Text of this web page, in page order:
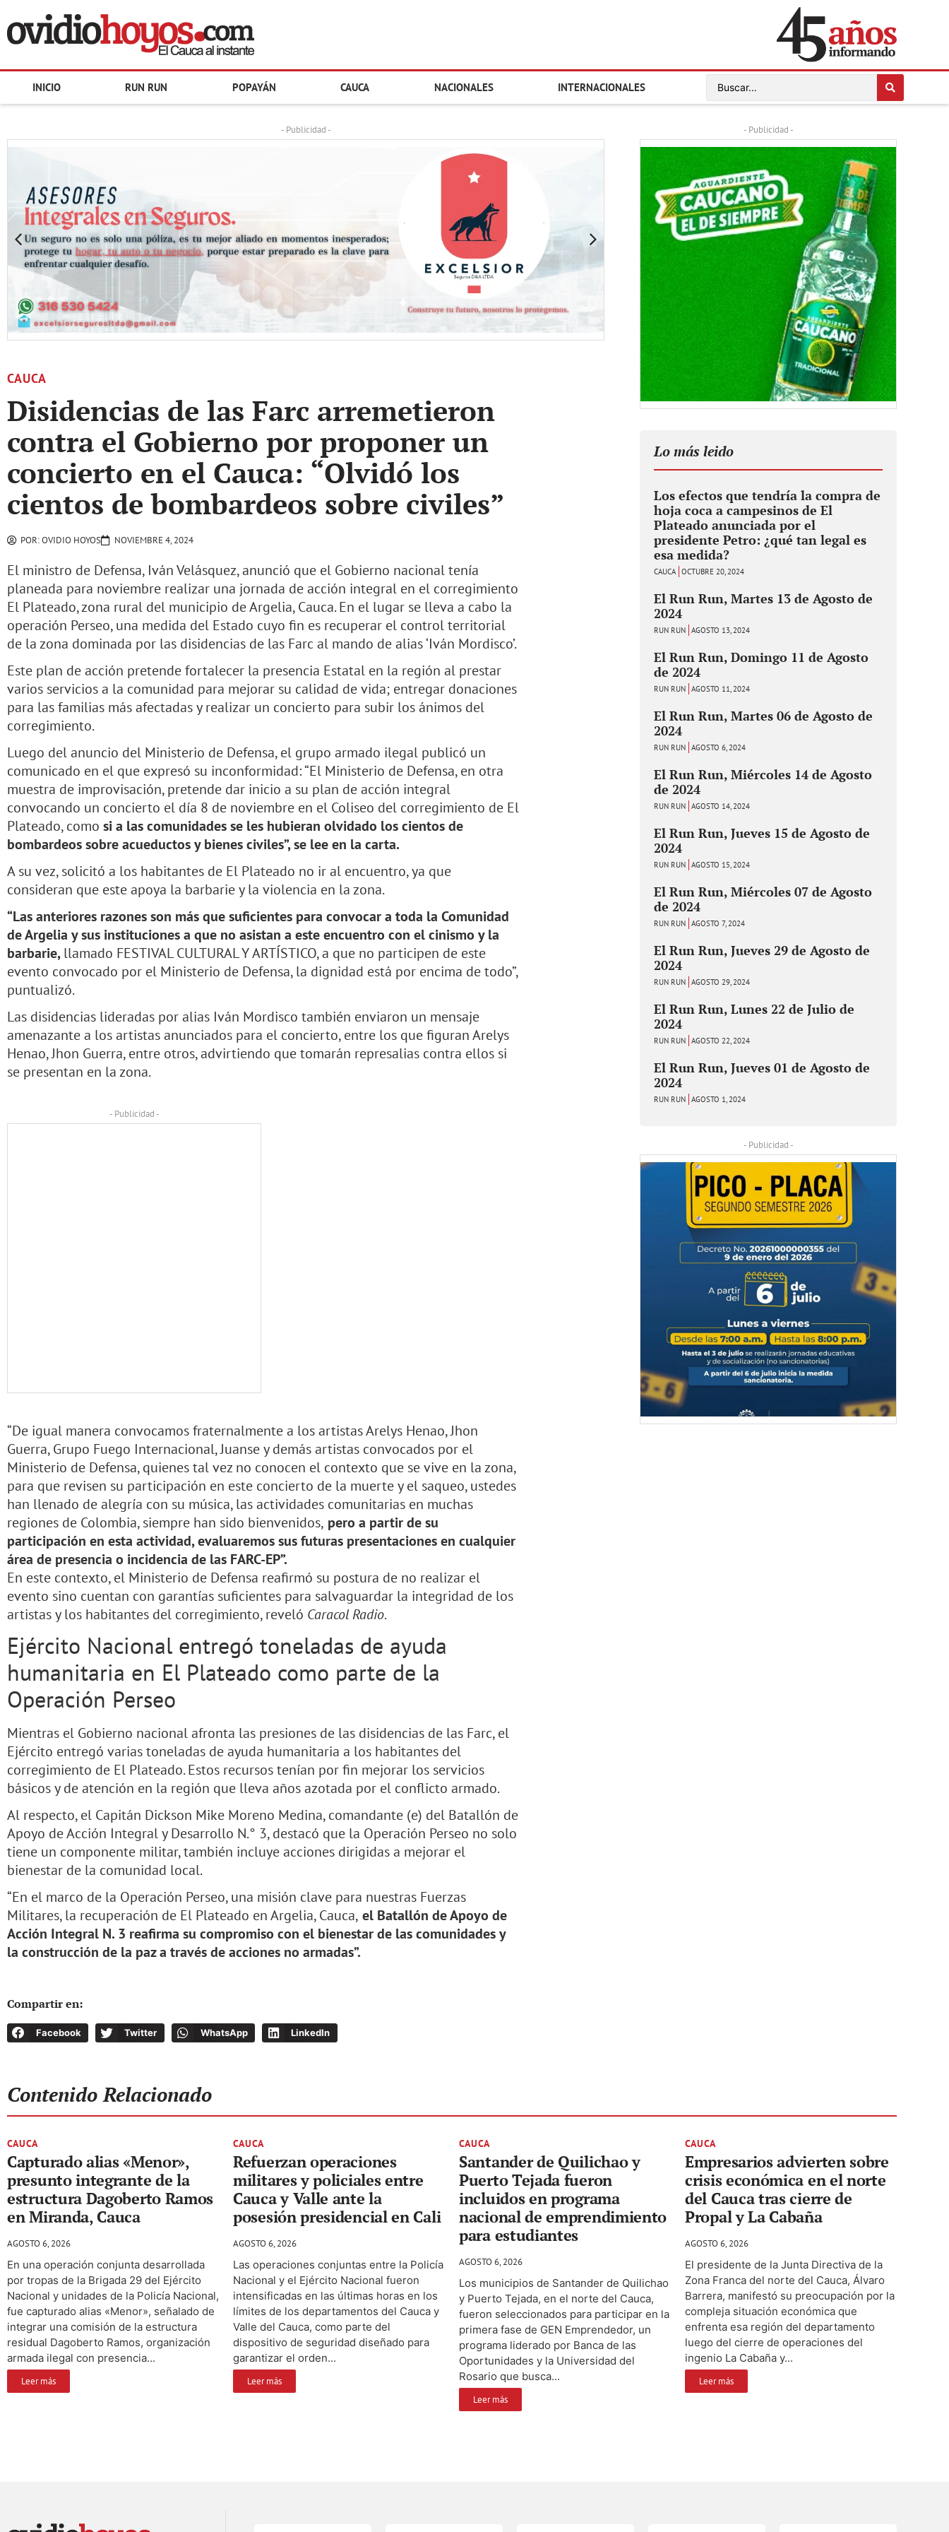
INICIO RUN RUN POPAYÁN CAUCA NACIONALES INTERNACIONALES
- Publicidad -
CAUCA
Disidencias de las Farc arremetieron
contra el Gobierno por proponer un
concierto en el Cauca: “Olvidó los
cientos de bombardeos sobre civiles”
POR:OVIDIO HOYOS NOVIEMBRE 4, 2024
El ministro de Defensa, Iván Velásquez, anunció que el Gobierno nacional tenía
planeada para noviembre realizar una jornada de acción integral en el corregimiento
El Plateado, zona rural del municipio de Argelia, Cauca. En el lugar se lleva a cabo la
operación Perseo, una medida del Estado cuyo fin es recuperar el control territorial
de la zona dominada por las disidencias de las Farc al mando de alias ‘Iván Mordisco’.
Este plan de acción pretende fortalecer la presencia Estatal en la región al prestar
varios servicios a la comunidad para mejorar su calidad de vida; entregar donaciones
para las familias más afectadas y realizar un concierto para subir los ánimos del
corregimiento.
Luego del anuncio del Ministerio de Defensa, el grupo armado ilegal publicó un
comunicado en el que expresó su inconformidad: “El Ministerio de Defensa, en otra
muestra de improvisación, pretende dar inicio a su plan de acción integral
convocando un concierto el día 8 de noviembre en el Coliseo del corregimiento de El
Plateado, como si a las comunidades se les hubieran olvidado los cientos de
bombardeos sobre acueductos y bienes civiles”, se lee en la carta.
A su vez, solicitó a los habitantes de El Plateado no ir al encuentro, ya que
consideran que este apoya la barbarie y la violencia en la zona.
“Las anteriores razones son más que suficientes para convocar a toda la Comunidad
de Argelia y sus instituciones a que no asistan a este encuentro con el cinismo y la
barbarie,llamado FESTIVAL CULTURAL Y ARTÍSTICO, a que no participen de este
evento convocado por el Ministerio de Defensa, la dignidad está por encima de todo”,
puntualizó.
Las disidencias lideradas por alias Iván Mordisco también enviaron un mensaje
amenazante a los artistas anunciados para el concierto, entre los que figuran Arelys
Henao, Jhon Guerra, entre otros, advirtiendo que tomarán represalias contra ellos si
se presentan en la zona.
- Publicidad -
“De igual manera convocamos fraternalmente a los artistas Arelys Henao, Jhon
Guerra, Grupo Fuego Internacional, Juanse y demás artistas convocados por el
Ministerio de Defensa, quienes tal vez no conocen el contexto que se vive en la zona,
para que revisen su participación en este concierto de la muerte y el saqueo, ustedes
han llenado de alegría con su música, las actividades comunitarias en muchas
regiones de Colombia, siempre han sido bienvenidos, pero a partir de su
participación en esta actividad, evaluaremos sus futuras presentaciones en cualquier
área de presencia o incidencia de las FARC-EP”.
En este contexto, el Ministerio de Defensa reafirmó su postura de no realizar el
evento sino cuentan con garantías suficientes para salvaguardar la integridad de los
artistas y los habitantes del corregimiento, reveló Caracol Radio.
Ejército Nacional entregó toneladas de ayuda
humanitaria en El Plateado como parte de la
Operación Perseo
Mientras el Gobierno nacional afronta las presiones de las disidencias de las Farc, el
Ejército entregó varias toneladas de ayuda humanitaria a los habitantes del
corregimiento de El Plateado. Estos recursos tenían por fin mejorar los servicios
básicos y de atención en la región que lleva años azotada por el conflicto armado.
Al respecto, el Capitán Dickson Mike Moreno Medina, comandante (e) del Batallón de
Apoyo de Acción Integral y Desarrollo N.° 3, destacó que la Operación Perseo no solo
tiene un componente militar, también incluye acciones dirigidas a mejorar el
bienestar de la comunidad local.
“En el marco de la Operación Perseo, una misión clave para nuestras Fuerzas
Militares, la recuperación de El Plateado en Argelia, Cauca, el Batallón de Apoyo de
Acción Integral N. 3 reafirma su compromiso con el bienestar de las comunidades y
la construcción de la paz a través de acciones no armadas”.
Compartir en:
Facebook Twitter WhatsApp LinkedIn
- Publicidad -
Lo más leido
Los efectos que tendría la compra de
hoja coca a campesinos de El
Plateado anunciada por el
presidente Petro: ¿qué tan legal es
esa medida?
CAUCA OCTUBRE 20, 2024
El Run Run, Martes 13 de Agosto de
2024
RUN RUN AGOSTO 13, 2024
El Run Run, Domingo 11 de Agosto
de 2024
RUN RUN AGOSTO 11, 2024
El Run Run, Martes 06 de Agosto de
2024
RUN RUN AGOSTO 6, 2024
El Run Run, Miércoles 14 de Agosto
de 2024
RUN RUN AGOSTO 14, 2024
El Run Run, Jueves 15 de Agosto de
2024
RUN RUN AGOSTO 15, 2024
El Run Run, Miércoles 07 de Agosto
de 2024
RUN RUN AGOSTO 7, 2024
El Run Run, Jueves 29 de Agosto de
2024
RUN RUN AGOSTO 29, 2024
El Run Run, Lunes 22 de Julio de
2024
RUN RUN AGOSTO 22, 2024
El Run Run, Jueves 01 de Agosto de
2024
RUN RUN AGOSTO 1, 2024
- Publicidad -
Contenido Relacionado
CAUCA
Capturado alias «Menor»,
presunto integrante de la
estructura Dagoberto Ramos
en Miranda, Cauca
AGOSTO 6, 2026
En una operación conjunta desarrollada
por tropas de la Brigada 29 del Ejército
Nacional y unidades de la Policía Nacional,
fue capturado alias «Menor», señalado de
integrar una comisión de la estructura
residual Dagoberto Ramos, organización
armada ilegal con presencia...
Leer más
CAUCA
Refuerzan operaciones
militares y policiales entre
Cauca y Valle ante la
posesión presidencial en Cali
AGOSTO 6, 2026
Las operaciones conjuntas entre la Policía
Nacional y el Ejército Nacional fueron
intensificadas en las últimas horas en los
límites de los departamentos del Cauca y
Valle del Cauca, como parte del
dispositivo de seguridad diseñado para
garantizar el orden...
Leer más
CAUCA
Santander de Quilichao y
Puerto Tejada fueron
incluidos en programa
nacional de emprendimiento
para estudiantes
AGOSTO 6, 2026
Los municipios de Santander de Quilichao
y Puerto Tejada, en el norte del Cauca,
fueron seleccionados para participar en la
primera fase de GEN Emprendedor, un
programa liderado por Banca de las
Oportunidades y la Universidad del
Rosario que busca...
Leer más
CAUCA
Empresarios advierten sobre
crisis económica en el norte
del Cauca tras cierre de
Propal y La Cabaña
AGOSTO 6, 2026
El presidente de la Junta Directiva de la
Zona Franca del norte del Cauca, Álvaro
Barrera, manifestó su preocupación por la
compleja situación económica que
enfrenta esa región del departamento
luego del cierre de operaciones del
ingenio La Cabaña y...
Leer más